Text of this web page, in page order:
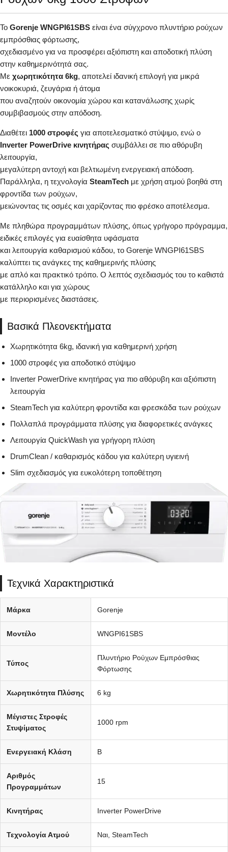
Το Gorenje WNGPI61SBS είναι ένα σύγχρονο πλυντήριο ρούχων
εμπρόσθιας φόρτωσης,
σχεδιασμένο για να προσφέρει αξιόπιστη και αποδοτική πλύση
στην καθημερινότητά σας.
Με χωρητικότητα 6kg, αποτελεί ιδανική επιλογή για μικρά
νοικοκυριά, ζευγάρια ή άτομα
που αναζητούν οικονομία χώρου και κατανάλωσης χωρίς
συμβιβασμούς στην απόδοση.
Διαθέτει 1000 στροφές για αποτελεσματικό στύψιμο, ενώ ο
Inverter PowerDrive κινητήρας συμβάλλει σε πιο αθόρυβη
λειτουργία,
μεγαλύτερη αντοχή και βελτιωμένη ενεργειακή απόδοση.
Παράλληλα, η τεχνολογία SteamTech με χρήση ατμού βοηθά στη
φροντίδα των ρούχων,
μειώνοντας τις οσμές και χαρίζοντας πιο φρέσκο αποτέλεσμα.
Με πληθώρα προγραμμάτων πλύσης, όπως γρήγορο πρόγραμμα,
ειδικές επιλογές για ευαίσθητα υφάσματα
και λειτουργία καθαρισμού κάδου, το Gorenje WNGPI61SBS
καλύπτει τις ανάγκες της καθημερινής πλύσης
με απλό και πρακτικό τρόπο. Ο λεπτός σχεδιασμός του το καθιστά
κατάλληλο και για χώρους
με περιορισμένες διαστάσεις.
Βασικά Πλεονεκτήματα
Χωρητικότητα 6kg, ιδανική για καθημερινή χρήση
1000 στροφές για αποδοτικό στύψιμο
Inverter PowerDrive κινητήρας για πιο αθόρυβη και αξιόπιστη
λειτουργία
SteamTech για καλύτερη φροντίδα και φρεσκάδα των ρούχων
Πολλαπλά προγράμματα πλύσης για διαφορετικές ανάγκες
Λειτουργία QuickWash για γρήγορη πλύση
DrumClean / καθαρισμός κάδου για καλύτερη υγιεινή
Slim σχεδιασμός για ευκολότερη τοποθέτηση
Τεχνικά Χαρακτηριστικά
Μάρκα Gorenje
Μοντέλο WNGPI61SBS
Τύπος
Πλυντήριο Ρούχων Εμπρόσθιας
Φόρτωσης
Χωρητικότητα Πλύσης 6 kg
Μέγιστες Στροφές
Στυψίματος
1000 rpm
Ενεργειακή Κλάση B
Αριθμός
Προγραμμάτων
15
Κινητήρας Inverter PowerDrive
Τεχνολογία Ατμού Ναι, SteamTech